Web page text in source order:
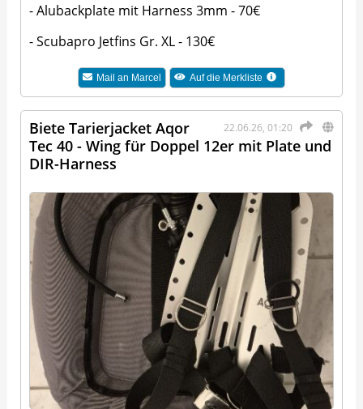
- Alubackplate mit Harness 3mm - 70€
- Scubapro Jetfins Gr. XL - 130€
Mail an Marcel Auf die Merkliste
22.06.26, 01:20
Biete Tarierjacket Aqor
Tec 40 - Wing für Doppel 12er mit Plate und
DIR-Harness